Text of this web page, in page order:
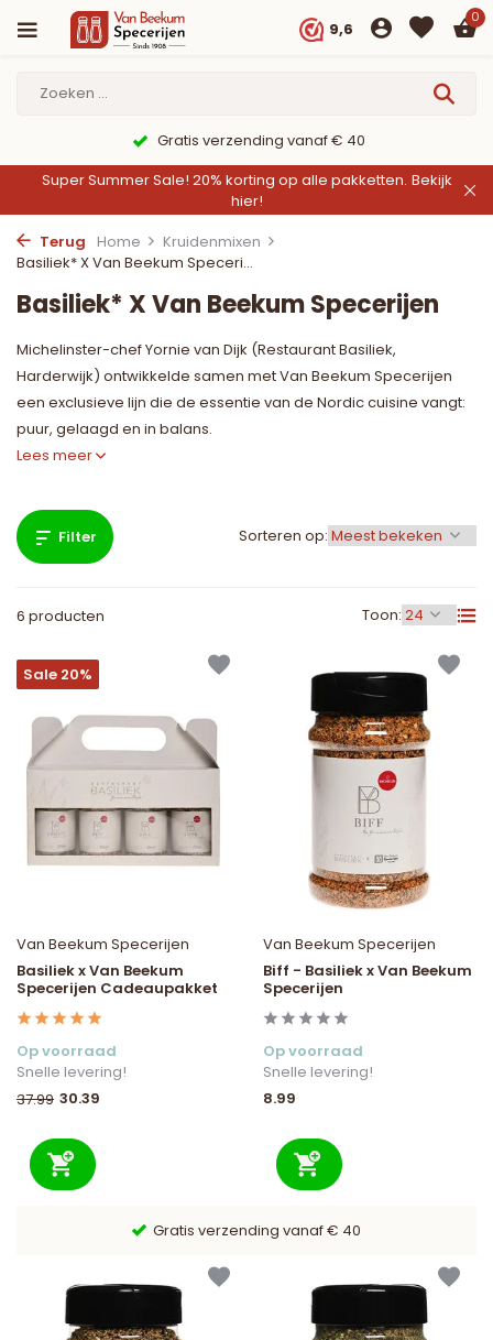
9,6
0
Gratis verzending vanaf € 40
Super Summer Sale! 20% korting op alle pakketten. Bekijk
hier!
Terug
Home
Kruidenmixen
Basiliek* X Van Beekum Speceri...
Basiliek* X Van Beekum Specerijen
Michelinster-chef Yornie van Dijk (Restaurant Basiliek,
Harderwijk) ontwikkelde samen met Van Beekum Specerijen
een exclusieve lijn die de essentie van de Nordic cuisine vangt:
puur, gelaagd en in balans.
Lees meer
Filter
6 producten Toon:
Sorteren op:
Sale 20%
Van Beekum Specerijen
Basiliek x Van Beekum
Specerijen Cadeaupakket
Op voorraad
Snelle levering!
37.99 30.39
Van Beekum Specerijen
Biff - Basiliek x Van Beekum
Specerijen
Op voorraad
Snelle levering!
8.99
Gratis verzending vanaf € 40